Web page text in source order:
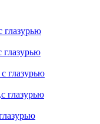
глазурью
глазурью
глазурью
глазурью